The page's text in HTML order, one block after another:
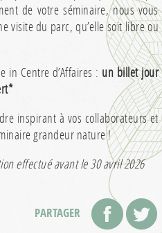
de votre séminaire, nous vous
visite du parc, qu’elle soit libre ou
in Centre d’Affaires : un billet jour
inspirant à vos collaborateurs et
grandeur nature !
effectué avant le 30 avril 2026
PARTAGER